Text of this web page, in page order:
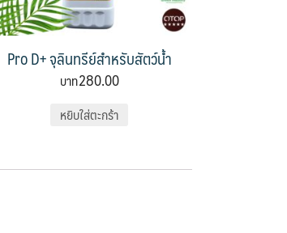
Pro D+ จุลินทรีย์สำหรับสัตว์น้ำ
280.00
หยิบใส่ตะกร้า